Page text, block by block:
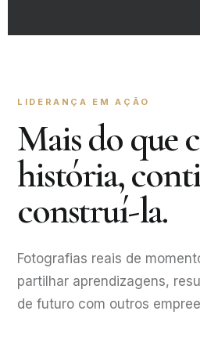
LIDERANÇA EM AÇÃO
Mais do que
história,
construí-la.
Fotografias reais de
partilhar aprendizagens,
de futuro com outros